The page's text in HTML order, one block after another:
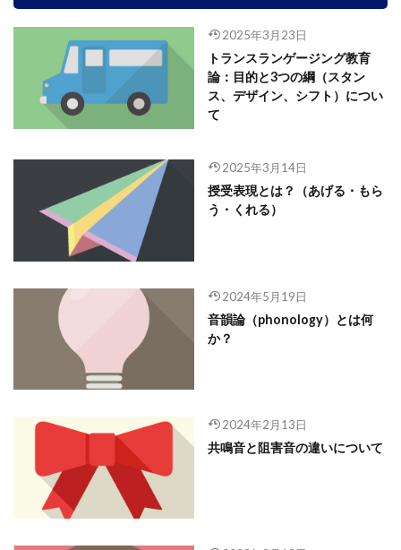
2025年3月23日
トランスランゲージング教育
論：目的と3つの綱（スタン
ス、デザイン、シフト）につい
て
2025年3月14日
授受表現とは？（あげる・もら
う・くれる）
2024年5月19日
音韻論（phonology）とは何
か？
2024年2月13日
共鳴音と阻害音の違いについて